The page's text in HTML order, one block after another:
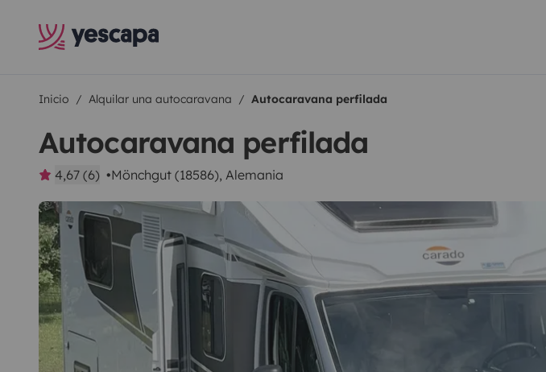
Inicio Alquilar una autocaravana Autocaravana perfilada
Autocaravana perfilada
4,67 (6) Mönchgut (18586), Alemania